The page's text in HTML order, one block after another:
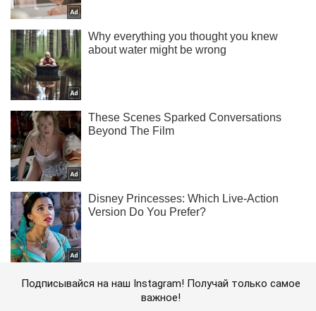
Подписывайся на наш Instagram! Получай только самое
важное!